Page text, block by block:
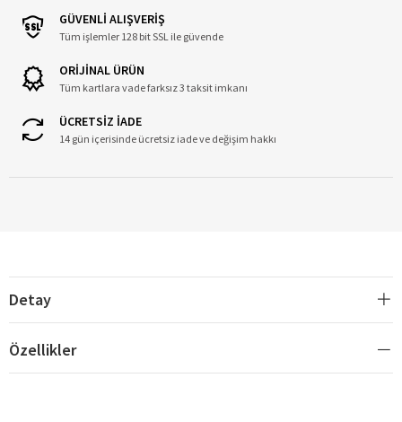
GÜVENLİ ALIŞVERİŞ
Tüm işlemler 128 bit SSL ile güvende
ORİJİNAL ÜRÜN
Tüm kartlara vade farksız 3 taksit imkanı
ÜCRETSİZ İADE
14 gün içerisinde ücretsiz iade ve değişim hakkı
Detay
Özellikler